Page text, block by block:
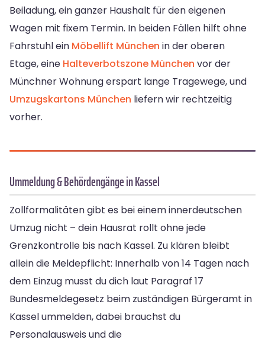
Beiladung, ein ganzer Haushalt für den eigenen
Wagen mit fixem Termin. In beiden Fällen hilft ohne
Fahrstuhl ein Möbellift München in der oberen
Etage, eine Halteverbotszone München vor der
Münchner Wohnung erspart lange Tragewege, und
Umzugskartons München liefern wir rechtzeitig
vorher.
Ummeldung & Behördengänge in Kassel
Zollformalitäten gibt es bei einem innerdeutschen
Umzug nicht – dein Hausrat rollt ohne jede
Grenzkontrolle bis nach Kassel. Zu klären bleibt
allein die Meldepflicht: Innerhalb von 14 Tagen nach
dem Einzug musst du dich laut Paragraf 17
Bundesmeldegesetz beim zuständigen Bürgeramt in
Kassel ummelden, dabei brauchst du
Personalausweis und die